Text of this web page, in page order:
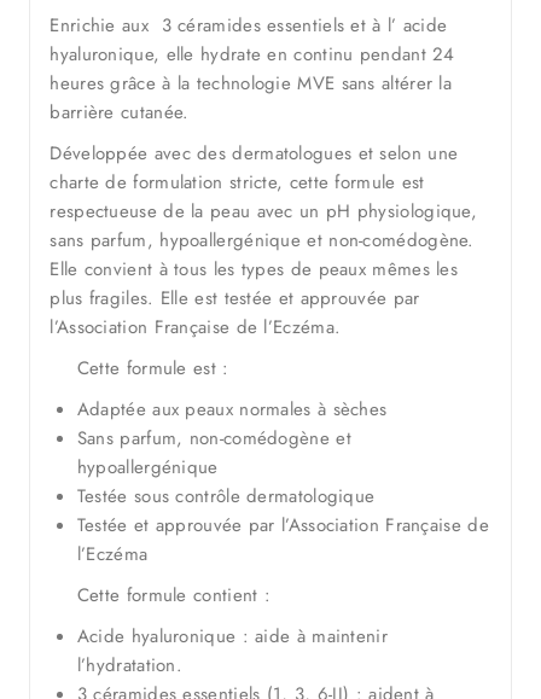
Enrichie aux 3 céramides essentiels et à l’ acide
hyaluronique, elle hydrate en continu pendant 24
heures grâce à la technologie MVE sans altérer la
barrière cutanée.
Développée avec des dermatologues et selon une
charte de formulation stricte, cette formule est
respectueuse de la peau avec un pH physiologique,
sans parfum, hypoallergénique et non-comédogène.
Elle convient à tous les types de peaux mêmes les
plus fragiles. Elle est testée et approuvée par
l’Association Française de l’Eczéma.
Cette formule est :
Adaptée aux peaux normales à sèches
Sans parfum, non-comédogène et
hypoallergénique
Testée sous contrôle dermatologique
Testée et approuvée par l’Association Française de
l’Eczéma
Cette formule contient :
Acide hyaluronique : aide à maintenir
l’hydratation.